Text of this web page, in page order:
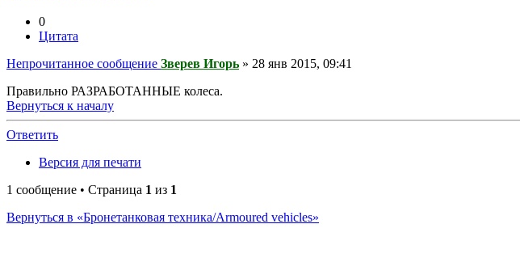
0
Цитата
Непрочитанное сообщение Зверев Игорь » 28 янв 2015, 09:41
Правильно РАЗРАБОТАННЫЕ колеса.
Вернуться к началу
Ответить
Ответить
Версия для печати
1 сообщение • Страница 1 из 1
Вернуться в «Бронетанковая техника/Armoured vehicles»